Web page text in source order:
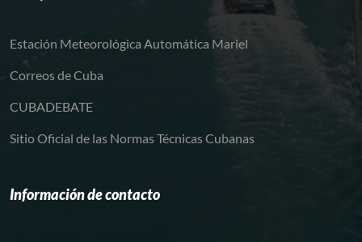
Estación Meteorológica Automática Mariel
Correos de Cuba
CUBADEBATE
Sitio Oficial de las Normas Técnicas Cubanas
Información de contacto